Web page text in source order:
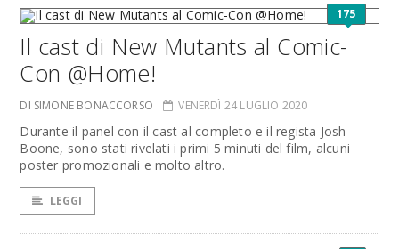
175
Il cast di New Mutants al Comic-
Con @Home!
DI SIMONE BONACCORSO VENERDÌ 24 LUGLIO 2020
Durante il panel con il cast al completo e il regista Josh
Boone, sono stati rivelati i primi 5 minuti del film, alcuni
poster promozionali e molto altro.
LEGGI